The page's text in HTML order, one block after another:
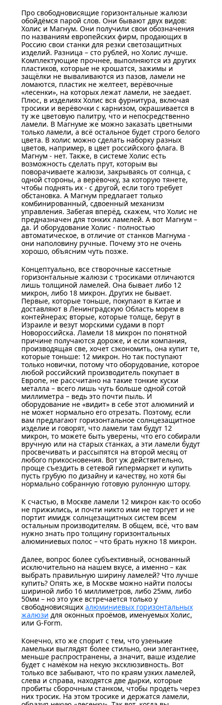
Про свободновисящие горизонтальные жалюзи
обойдёмся парой слов. Они бывают двух видов:
Холис и Магнум. Они получили свои обозначения
по названиям европейских фирм, продающих в
Россию свои станки для резки светозащитных
изделий. Разница – сто рублей, но Холис лучше.
Комплектующие прочнее, выполняются из других
пластиков, которые не крошатся, зажимы и
защёлки не вываливаются из пазов, ламели не
ломаются, пластик не желтеет, верёвочные
«лесенки», на которых лежат ламели, не заедает.
Плюс, в изделиях Холис вся фурнитура, включая
тросики и верёвочки с карнизом, окрашивается в
ту же цветовую палитру, что и непосредственно
ламели. В Магнуме же можно заказать цветными
только ламели, а всё остальное будет строго белого
цвета. В холис можно сделать наборку разных
цветов, например, в цвет российского флага. В
Магнум - нет. Также, в системе Холис есть
возможность сделать прут, которым вы
поворачиваете жалюзи, закрываясь от солнца, с
одной стороны, а верёвочку, за которую тянете,
чтобы поднять их - с другой, если того требует
обстановка. А Магнум предлагает только
комбинированный, сдвоенный механизм
управления. Забегая вперёд, скажем, что Холис не
предназначен для тонких ламелей. А вот Магнум –
да. И оборудование Холис - полностью
автоматическое, в отличие от станков Магнума -
они наполовину ручные. Почему это не очень
хорошо, объясним чуть позже.
Концептуально, все створочные кассетные
горизонтальные жалюзи с тросиками отличаются
лишь толщиной ламелей. Она бывает либо 12
микрон, либо 18 микрон. Других не бывает.
Первые, которые тоньше, покупают в Китае и
доставляют в Ленинградскую Область морем в
контейнерах; вторые, которые толще, берут в
Израиле и везут морскими судами в порт
Новороссийска. Ламели 18 микрон по понятной
причине получаются дороже, и если компания,
производящая све, хочет сэкономить, она купит те,
которые тоньше: 12 микрон. Но так поступают
только новички, потому что оборудование, которое
любой российский производитель покупает в
Европе, не рассчитано на такие тонкие куски
металла – всего лишь чуть больше одной сотой
миллиметра – ведь это почти пыль. И
оборудование не «видит» в себе этот алюминий и
не может нормально его отрезать. Поэтому, если
вам предлагают горизонтальное солнцезащитное
изделие и говорят, что ламели там будут 12
микрон, то можете быть уверены, что его собирали
вручную или на старых станках, а эти ламели будут
просвечивать и рассыпятся на второй месяц от
любого прикосновения. Вот уж действительно,
проще съездить в сетевой гипермаркет и купить
пусть грубую по дизайну и качеству, но хотя бы
нормально собранную готовую рулонную штору.
К счастью, в Москве ламели 12 микрон как-то особо
не прижились, и почти никто ими не торгует и не
портит имидж солнцезащитных систем всем
остальным производителям. В общем, всё, что вам
нужно знать про толщину горизонтальных
алюминиевых полос – что брать нужно 18 микрон.
Далее, вопрос более субъективный, основанный
исключительно на нашем вкусе, а именно – как
выбрать правильную ширину ламелей? Что лучше
купить? Опять же, в Москве можно найти полосы
шириной либо 16 миллиметров, либо 25мм, либо
50мм – но это уже встречается только у
свободновисящих алюминиевых горизонтальных
жалюзи для оконных проёмов, именуемых Холис,
или G-Form.
Конечно, кто же спорит с тем, что узенькие
ламельки выглядят более стильно, они элегантнее,
меньше распространены, а значит, ваше изделие
будет с намёком на некую эксклюзивность. Вот
только все забывают, что по краям узких ламелей,
слева и справа, находятся две дырки, которые
пробиты сборочным станком, чтобы продеть через
них тросик. На этом тросике и держатся ламели,